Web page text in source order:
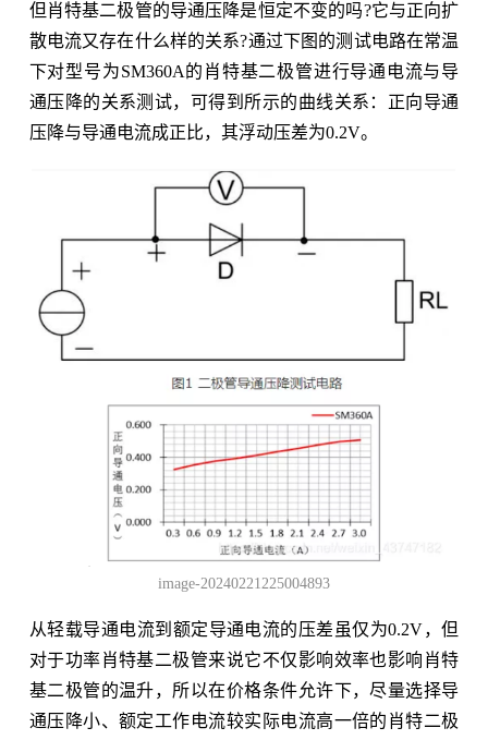
但肖特基二极管的导通压降是恒定不变的吗?它与正向扩
散电流又存在什么样的关系?通过下图的测试电路在常温
下对型号为SM360A的肖特基二极管进行导通电流与导
通压降的关系测试，可得到所示的曲线关系：正向导通
压降与导通电流成正比，其浮动压差为0.2V。
image-20240221225004893
从轻载导通电流到额定导通电流的压差虽仅为0.2V，但
对于功率肖特基二极管来说它不仅影响效率也影响肖特
基二极管的温升，所以在价格条件允许下，尽量选择导
通压降小、额定工作电流较实际电流高一倍的肖特二极